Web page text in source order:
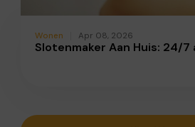
Wonen Apr 08, 2026
Slotenmaker Aan Huis: 24/7